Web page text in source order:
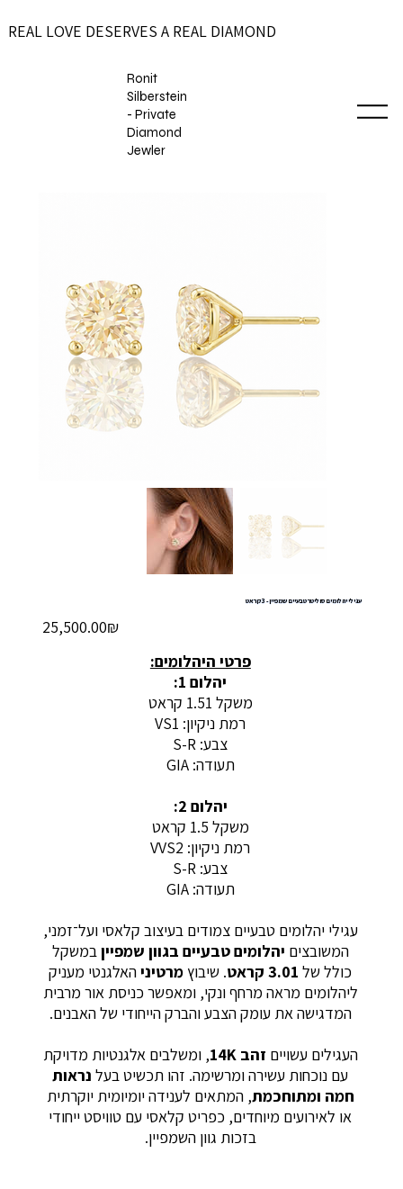
REAL LOVE DESERVES A REAL DIAMOND
Ronit
Silberstein
- Private
Diamond
Jewler
עגילי יהלומים סוליטר טבעיים שמפיין - 3 קראט
‏25,500.00 ‏₪
פרטי היהלומים:
יהלום 1:
משקל 1.51 קראט
רמת ניקיון: VS1
צבע: S-R
תעודה: GIA
יהלום 2:
משקל 1.5 קראט
רמת ניקיון: VVS2
צבע: S-R
תעודה: GIA
עגילי יהלומים טבעיים צמודים בעיצוב קלאסי ועל־זמני,
המשובצים יהלומים טבעיים בגוון שמפייןבמשקל
כולל של 3.01 קראט . שיבוץ מרטיניהאלגנטי מעניק
ליהלומים מראה מרחף ונקי, ומאפשר כניסת אור מרבית
המדגישה את עומק הצבע והברק הייחודי של האבנים.
העגילים עשויים זהב 14K
, ומשלבים אלגנטיות מדויקת
עם נוכחות עשירה ומרשימה. זהו תכשיט בעל נראות
חמה ומתוחכמת, המתאים לענידה יומיומית יוקרתית
או לאירועים מיוחדים, כפריט קלאסי עם טוויסט ייחודי
בזכות גוון השמפיין.